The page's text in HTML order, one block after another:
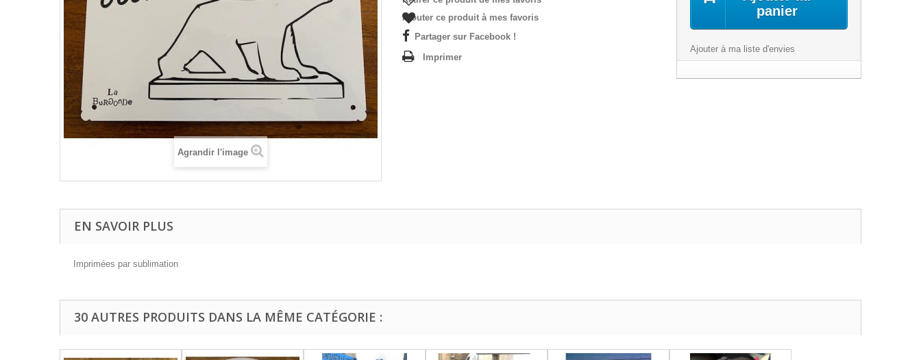
Agrandir l'image
Ajouter ce produit à mes favoris
Partager sur Facebook !
Imprimer
panier
Ajouter à ma liste d'envies
EN SAVOIR PLUS
Imprimées par sublimation
30 AUTRES PRODUITS DANS LA MÊME CATÉGORIE :